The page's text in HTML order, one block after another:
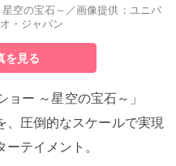
空の宝石～／画像提供：ユニバ
・ジャパン
を見る
ョー ～星空の宝石～」
、圧倒的なスケールで実現
テイメント。